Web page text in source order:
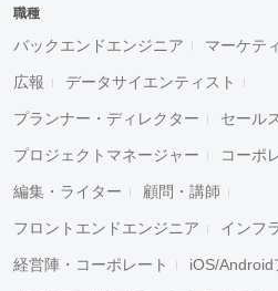
職種
バックエンドエンジニア マーケテ
広報 データサイエンティスト
プランナー・ディレクター セール
プロジェクトマネージャー コーポ
編集・ライター 顧問・講師
フロントエンドエンジニア インフ
経営陣・コーポレート iOS/Android